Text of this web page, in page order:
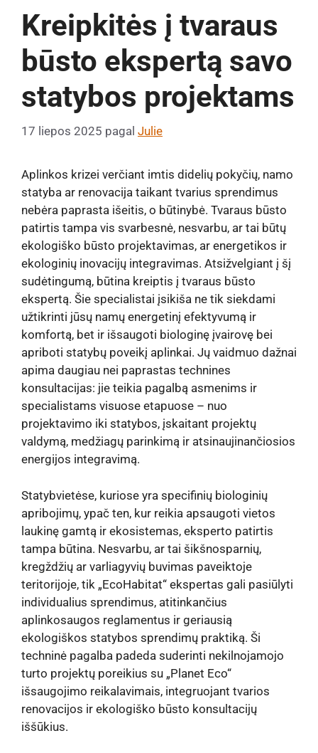
Kreipkitės į tvaraus
būsto ekspertą savo
statybos projektams
17 liepos 2025 pagal Julie
Aplinkos krizei verčiant imtis didelių pokyčių, namo
statyba ar renovacija taikant tvarius sprendimus
nebėra paprasta išeitis, o būtinybė. Tvaraus būsto
patirtis tampa vis svarbesnė, nesvarbu, ar tai būtų
ekologiško būsto projektavimas, ar energetikos ir
ekologinių inovacijų integravimas. Atsižvelgiant į šį
sudėtingumą, būtina kreiptis į tvaraus būsto
ekspertą. Šie specialistai įsikiša ne tik siekdami
užtikrinti jūsų namų energetinį efektyvumą ir
komfortą, bet ir išsaugoti biologinę įvairovę bei
apriboti statybų poveikį aplinkai. Jų vaidmuo dažnai
apima daugiau nei paprastas technines
konsultacijas: jie teikia pagalbą asmenims ir
specialistams visuose etapuose – nuo
projektavimo iki statybos, įskaitant projektų
valdymą, medžiagų parinkimą ir atsinaujinančiosios
energijos integravimą.
Statybvietėse, kuriose yra specifinių biologinių
apribojimų, ypač ten, kur reikia apsaugoti vietos
laukinę gamtą ir ekosistemas, eksperto patirtis
tampa būtina. Nesvarbu, ar tai šikšnosparnių,
kregždžių ar varliagyvių buvimas paveiktoje
teritorijoje, tik „EcoHabitat“ ekspertas gali pasiūlyti
individualius sprendimus, atitinkančius
aplinkosaugos reglamentus ir geriausią
ekologiškos statybos sprendimų praktiką. Ši
techninė pagalba padeda suderinti nekilnojamojo
turto projektų poreikius su „Planet Eco“
išsaugojimo reikalavimais, integruojant tvarios
renovacijos ir ekologiško būsto konsultacijų
iššūkius.